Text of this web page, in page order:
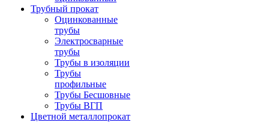
Трубный прокат
Оцинкованные
трубы
Электросварные
трубы
Трубы в изоляции
Трубы
профильные
Трубы Бесшовные
Трубы ВГП
Цветной металлопрокат